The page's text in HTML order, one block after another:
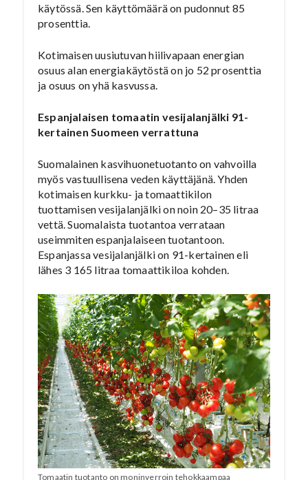
käytössä. Sen käyttömäärä on pudonnut 85
prosenttia.
Kotimaisen uusiutuvan hiilivapaan energian
osuus alan energiakäytöstä on jo 52 prosenttia
ja osuus on yhä kasvussa.
Espanjalaisen tomaatin vesijalanjälki 91-
kertainen Suomeen verrattuna
Suomalainen kasvihuonetuotanto on vahvoilla
myös vastuullisena veden käyttäjänä. Yhden
kotimaisen kurkku- ja tomaattikilon
tuottamisen vesijalanjälki on noin 20–35 litraa
vettä. Suomalaista tuotantoa verrataan
useimmiten espanjalaiseen tuotantoon.
Espanjassa vesijalanjälki on 91-kertainen eli
lähes 3 165 litraa tomaattikiloa kohden.
Tomaatin tuotanto on moninverroin tehokkaampaa